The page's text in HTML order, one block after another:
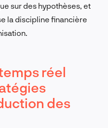
sur des hypothèses, et
la discipline financière
réel
des